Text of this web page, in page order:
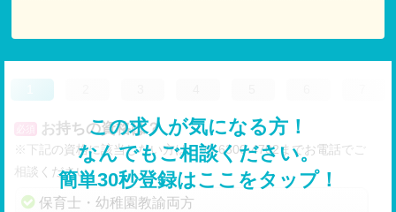
この求人が気になる方！
なんでもご相談ください。
簡単30秒登録はここをタップ！
必須 お持ちの資格は？
※下記の資格に該当しない方は、03-6300-4702までお電話でご
相談ください。
保育士・幼稚園教諭両方